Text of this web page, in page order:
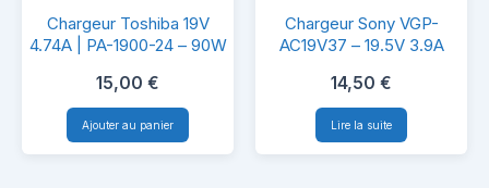
Chargeur
Toshiba
19V
4.74A
|
Chargeur Toshiba 19V
4.74A | PA-1900-24 – 90W
15,00 €
Ajouter au panier
Chargeur
Sony
VGP-
AC19V37
–
Chargeur Sony VGP-
AC19V37 – 19.5V 3.9A
14,50 €
Lire la suite